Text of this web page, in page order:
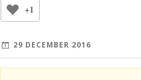
+1
29 DECEMBER 2016